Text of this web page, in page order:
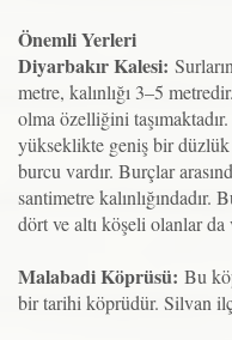
Önemli Yerleri
Diyarbakır Kalesi:
metre, kalınlığı 3–5
olma özelliğini
yükseklikte geniş bir
burcu vardır. Burçlar
santimetre
dört ve altı köşeli olanlar da
Malabadi Köprüsü: Bu
bir tarihi köprüdür. Silvan